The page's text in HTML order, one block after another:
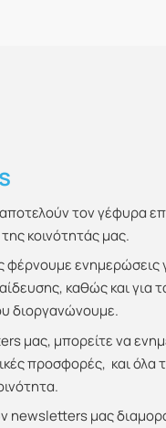
τον γέφυρα
κοινότητάς μας.
ενημερώσεις
καθώς και για
διοργανώνουμε.
μας, μπορείτε να
προσφορές, και όλα
newsletters μας